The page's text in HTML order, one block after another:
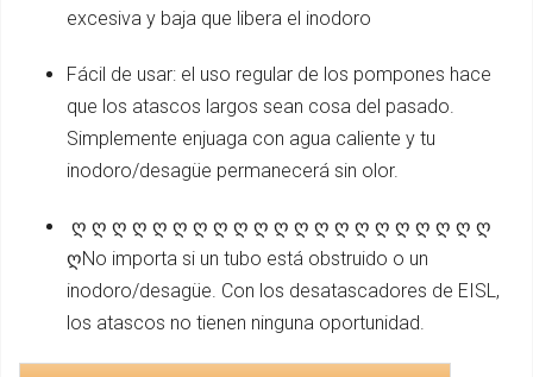
excesiva y baja que libera el inodoro
Fácil de usar: el uso regular de los pompones hace
que los atascos largos sean cosa del pasado.
Simplemente enjuaga con agua caliente y tu
inodoro/desagüe permanecerá sin olor.
️ ღ ღ ღ ღ ღ ღ ღ ღ ღ ღ ღ ღ ღ ღ ღ ღ ღ ღ ღ ღ ღ
ღNo importa si un tubo está obstruido o un
inodoro/desagüe. Con los desatascadores de EISL,
los atascos no tienen ninguna oportunidad.